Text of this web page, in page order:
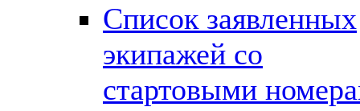
Список заявленных
экипажей со
стартовыми